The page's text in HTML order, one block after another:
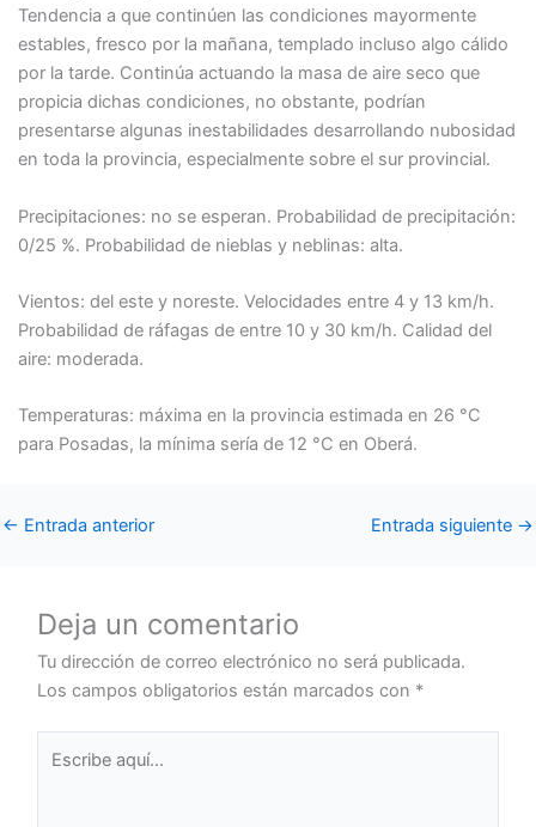
Tendencia a que continúen las condiciones mayormente
estables, fresco por la mañana, templado incluso algo cálido
por la tarde. Continúa actuando la masa de aire seco que
propicia dichas condiciones, no obstante, podrían
presentarse algunas inestabilidades desarrollando nubosidad
en toda la provincia, especialmente sobre el sur provincial.
Precipitaciones: no se esperan. Probabilidad de precipitación:
0/25 %. Probabilidad de nieblas y neblinas: alta.
Vientos: del este y noreste. Velocidades entre 4 y 13 km/h.
Probabilidad de ráfagas de entre 10 y 30 km/h. Calidad del
aire: moderada.
Temperaturas: máxima en la provincia estimada en 26 °C
para Posadas, la mínima sería de 12 °C en Oberá.
← Entrada anterior Entrada siguiente →
Deja un comentario
Tu dirección de correo electrónico no será publicada.
Los campos obligatorios están marcados con *
aquí...